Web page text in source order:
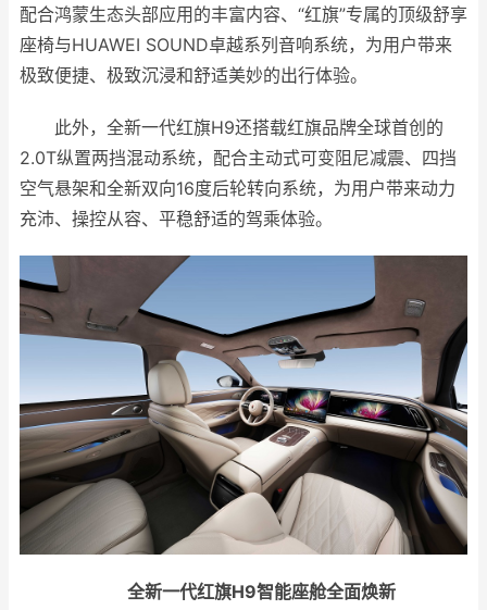
配合鸿蒙生态头部应用的丰富内容、“红旗”专属的顶级舒享
座椅与HUAWEI SOUND卓越系列音响系统，为用户带来
极致便捷、极致沉浸和舒适美妙的出行体验。
此外，全新一代红旗H9还搭载红旗品牌全球首创的
2.0T纵置两挡混动系统，配合主动式可变阻尼减震、四挡
空气悬架和全新双向16度后轮转向系统，为用户带来动力
充沛、操控从容、平稳舒适的驾乘体验。
全新一代红旗H9智能座舱全面焕新